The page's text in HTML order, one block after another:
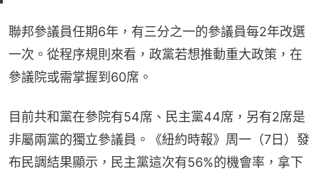
聯邦參議員任期6年，有三分之一的參議員每2年改選
一次。從程序規則來看，政黨若想推動重大政策，在
參議院或需掌握到60席。
目前共和黨在參院有54席、民主黨44席，另有2席是
非屬兩黨的獨立參議員。《紐約時報》周一（7日）發
布民調結果顯示，民主黨這次有56%的機會率，拿下